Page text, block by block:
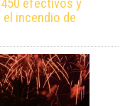
incendio de